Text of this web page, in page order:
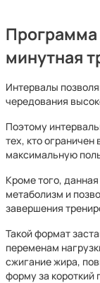
минутная
Интервалы
чередования
Поэтому
тех, кто ограничен
максимальную
Кроме того,
метаболизм и
завершения
Такой формат
переменам
сжигание жира,
форму за короткий